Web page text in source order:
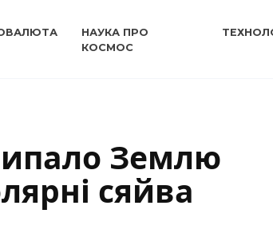
НАУКА ПРО
КОСМОС
Землю
сяйва